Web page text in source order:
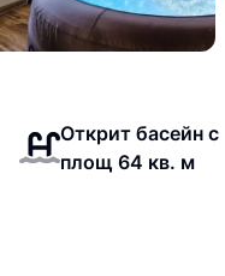
Открит басейн с
площ 64 кв. м